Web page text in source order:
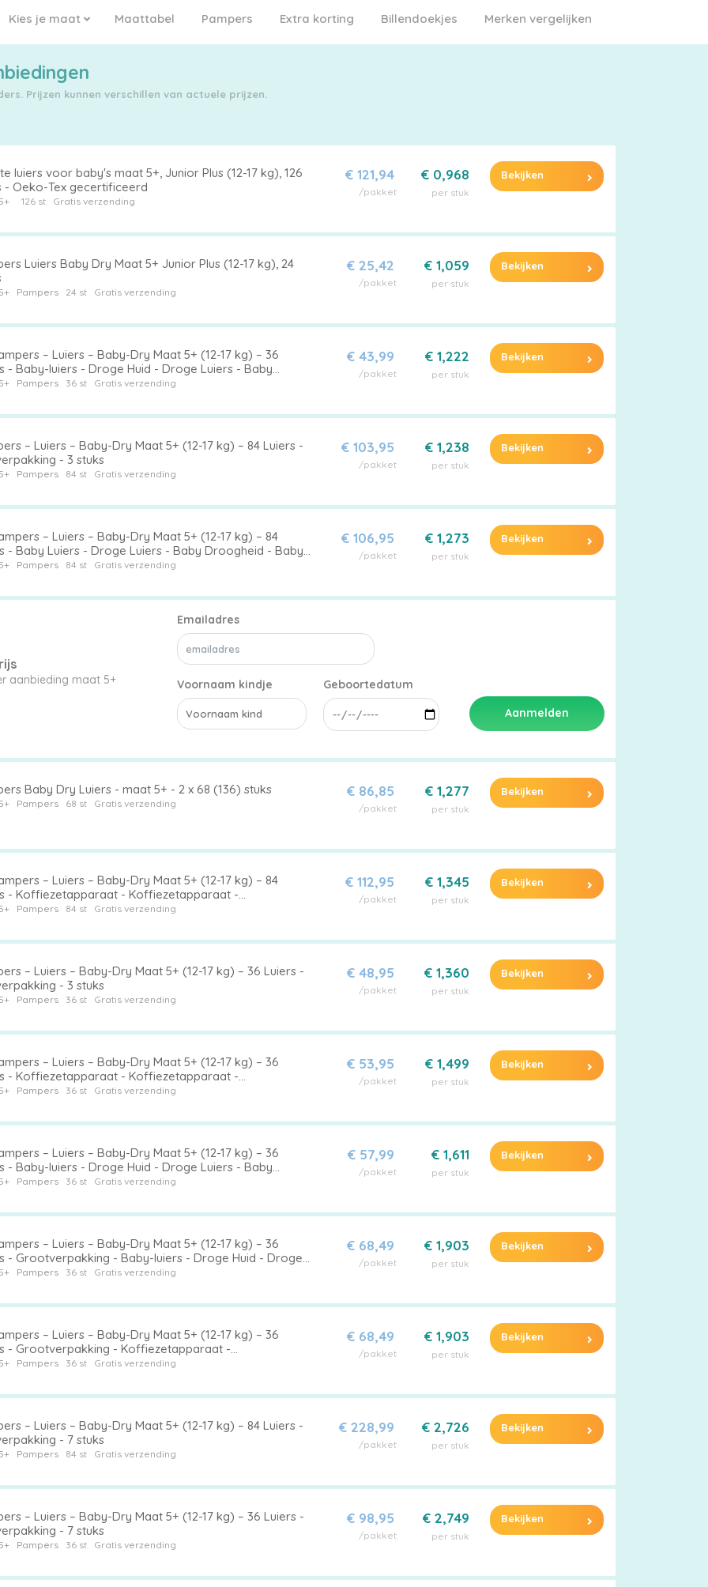
Maattabel
Kies je maat Pampers Extra korting Billendoekjes Merken vergelijken
Prijzen kunnen verschillen van actuele prijzen.
luiers voor baby's maat 5+, Junior Plus (12-17 kg), 126
- Oeko-Tex gecertificeerd
126 st Gratis verzending
€ 121,94
/pakket
€ 0,968
per stuk
Bekijken
Luiers Baby Dry Maat 5+ Junior Plus (12-17 kg), 24
Pampers24 st Gratis verzending
€ 25,42
/pakket
€ 1,059
per stuk
Bekijken
– Luiers – Baby-Dry Maat 5+ (12-17 kg) – 36
- Baby-luiers - Droge Huid - Droge Luiers - Baby
- Droge Luier
Pampers36 st Gratis verzending
€ 43,99
/pakket
€ 1,222
per stuk
Bekijken
– Luiers – Baby-Dry Maat 5+ (12-17 kg) – 84 Luiers -
- 3 stuks
Pampers84 st Gratis verzending
€ 103,95
/pakket
€ 1,238
per stuk
Bekijken
– Luiers – Baby-Dry Maat 5+ (12-17 kg) – 84
- Baby Luiers - Droge Luiers - Baby Droogheid - Baby
- Baby Nachtrust
Pampers84 st Gratis verzending
€ 106,95
/pakket
€ 1,273
per stuk
Bekijken
aanbieding maat 5+
Emailadres
Voornaam kindje
Geboortedatum
Aanmelden
Baby Dry Luiers - maat 5+ - 2 x 68 (136) stuks
Pampers68 st Gratis verzending
€ 86,85
/pakket
€ 1,277
per stuk
Bekijken
– Luiers – Baby-Dry Maat 5+ (12-17 kg) – 84
- Koffiezetapparaat - Koffiezetapparaat -
Pampers84 st Gratis verzending
€ 112,95
/pakket
€ 1,345
per stuk
Bekijken
– Luiers – Baby-Dry Maat 5+ (12-17 kg) – 36 Luiers -
- 3 stuks
Pampers36 st Gratis verzending
€ 48,95
/pakket
€ 1,360
per stuk
Bekijken
– Luiers – Baby-Dry Maat 5+ (12-17 kg) – 36
- Koffiezetapparaat - Koffiezetapparaat -
Pampers36 st Gratis verzending
€ 53,95
/pakket
€ 1,499
per stuk
Bekijken
– Luiers – Baby-Dry Maat 5+ (12-17 kg) – 36
- Baby-luiers - Droge Huid - Droge Luiers - Baby
- Droge Luier
Pampers36 st Gratis verzending
€ 57,99
/pakket
€ 1,611
per stuk
Bekijken
– Luiers – Baby-Dry Maat 5+ (12-17 kg) – 36
- Grootverpakking - Baby-luiers - Droge Huid - Droge
- Baby Droogheid - Droge Luier
Pampers36 st Gratis verzending
€ 68,49
/pakket
€ 1,903
per stuk
Bekijken
– Luiers – Baby-Dry Maat 5+ (12-17 kg) – 36
- Grootverpakking - Koffiezetapparaat -
- Koffiezetapparaat
Pampers36 st Gratis verzending
€ 68,49
/pakket
€ 1,903
per stuk
Bekijken
– Luiers – Baby-Dry Maat 5+ (12-17 kg) – 84 Luiers -
- 7 stuks
Pampers84 st Gratis verzending
€ 228,99
/pakket
€ 2,726
per stuk
Bekijken
– Luiers – Baby-Dry Maat 5+ (12-17 kg) – 36 Luiers -
- 7 stuks
Pampers36 st Gratis verzending
€ 98,95
/pakket
€ 2,749
per stuk
Bekijken